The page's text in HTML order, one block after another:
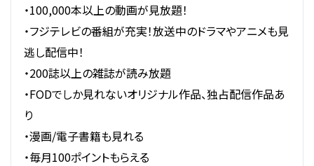
・100,000本以上の動画が見放題！
・フジテレビの番組が充実！放送中のドラマやアニメも見
逃し配信中！
・200誌以上の雑誌が読み放題
・FODでしか見れないオリジナル作品、独占配信作品あ
り
・漫画/電子書籍も見れる
・毎月100ポイントもらえる